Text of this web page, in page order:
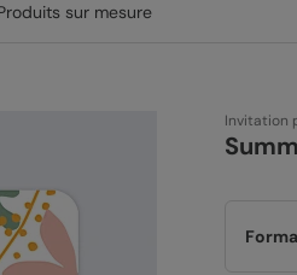
sur mesure
Invitation